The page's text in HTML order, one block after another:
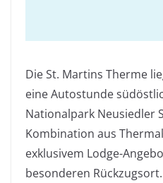
Die St. Martins Therme
eine Autostunde
Nationalpark Neusiedler
Kombination aus
exklusivem Lodge-
besonderen Rückzugsort.